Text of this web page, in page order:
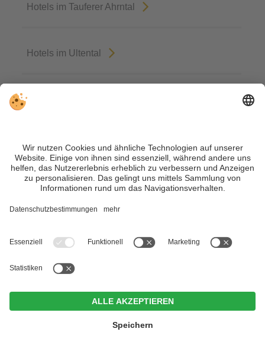
Zin Park | alpine suites & spa
Hotels im Tauferer Ahrntal
Hotels im Ultental
Hotels im Vinschgau
Unterkunft finden
Wetter
Nützliche Infos